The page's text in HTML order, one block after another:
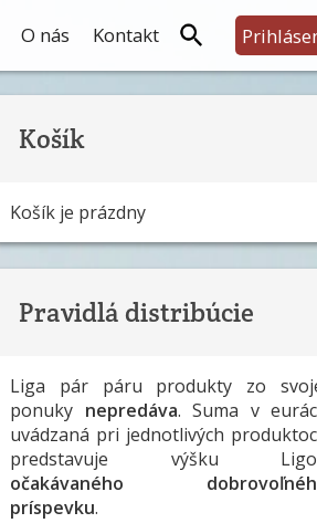
O nás Kontakt
Košík
Košík je prázdny
Pravidlá distribúcie
Liga pár páru produkty zo
ponuky nepredáva. Suma v
uvádzaná pri jednotlivých
predstavuje výšku
očakávaného
príspevku.